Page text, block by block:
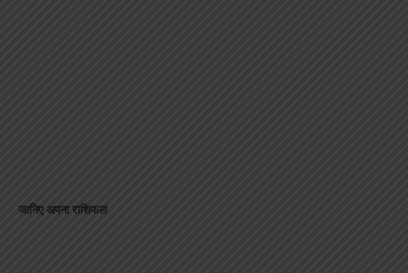
जानिए अपना राशिफल